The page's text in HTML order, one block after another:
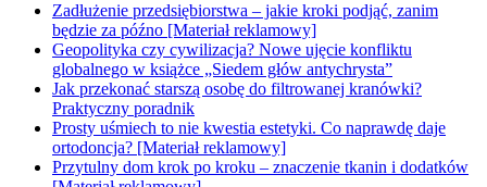
Zadłużenie przedsiębiorstwa – jakie kroki podjąć, zanim
będzie za późno [Materiał reklamowy]
Geopolityka czy cywilizacja? Nowe ujęcie konfliktu
globalnego w książce „Siedem głów antychrysta”
Jak przekonać starszą osobę do filtrowanej kranówki?
Praktyczny poradnik
Prosty uśmiech to nie kwestia estetyki. Co naprawdę daje
ortodoncja? [Materiał reklamowy]
Przytulny dom krok po kroku – znaczenie tkanin i dodatków